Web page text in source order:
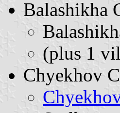
Balashikha
(plus 1
Chyekhov